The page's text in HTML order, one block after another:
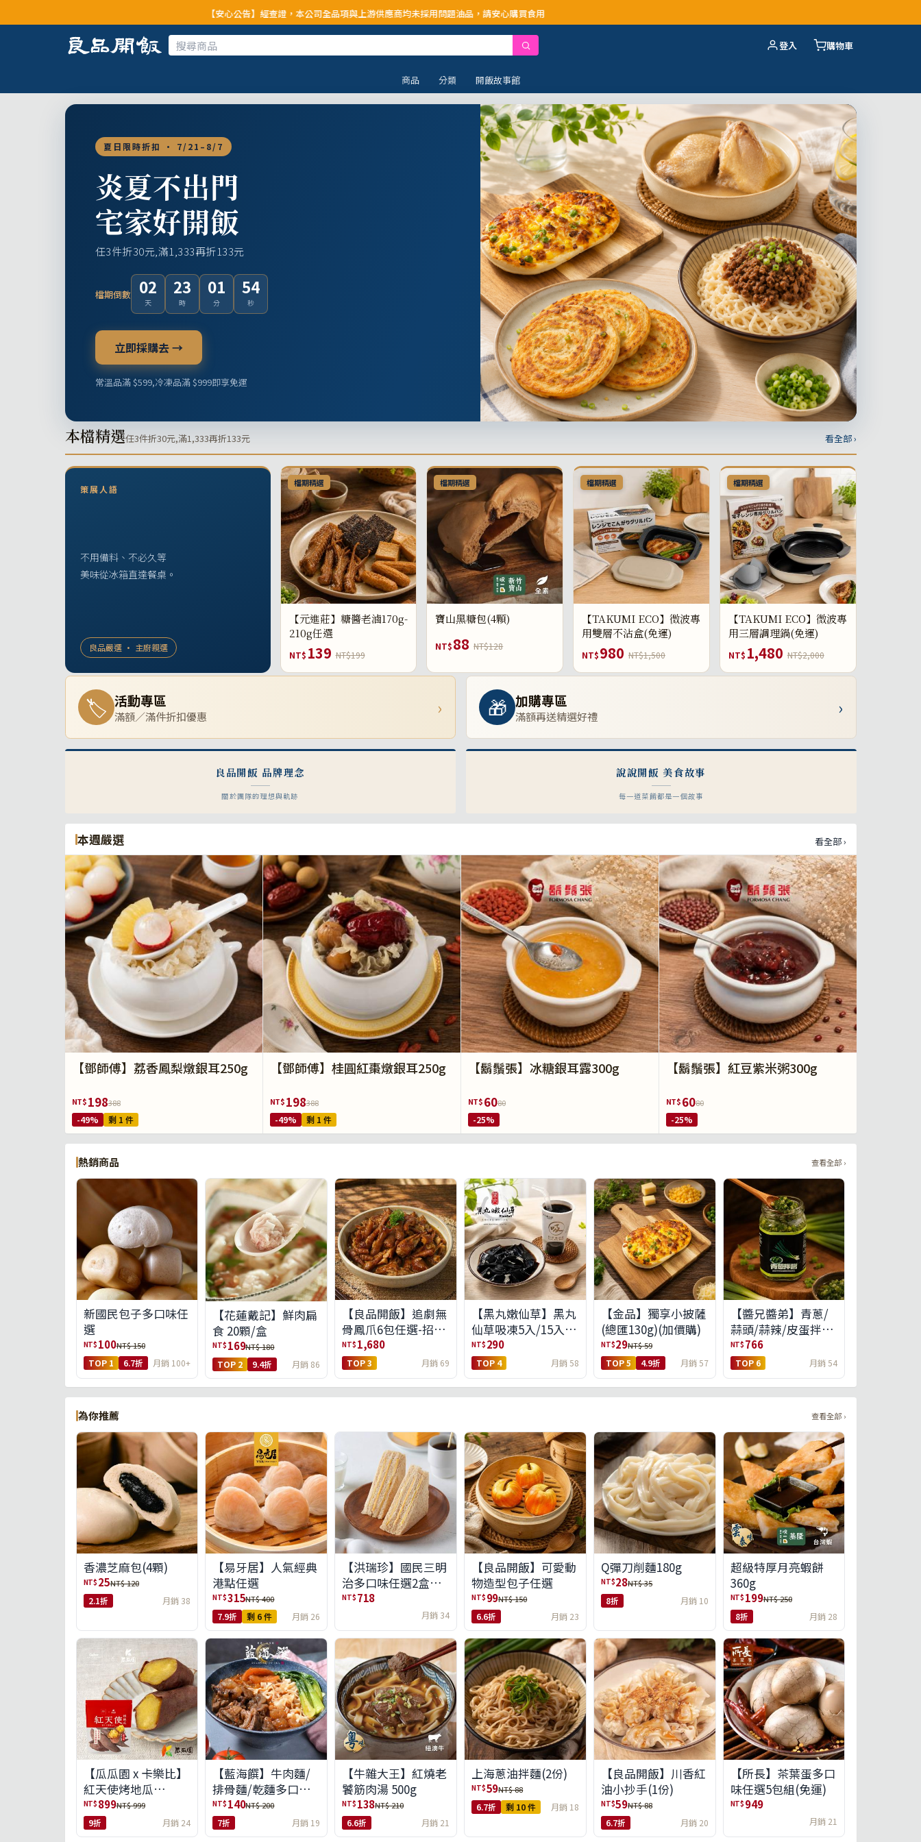
【安心公告】經查證，本公司全品項與上游供應商均未採用問題油品，請安心購買食用
登入 購物車
商品 分類 開飯故事館
夏日限時折扣 · 7/21–8/7
炎夏不出門
宅家好開飯
任3件折30元,滿1,333再折133元
檔期倒數 02
天
23
時
01
分
52
秒
立即採購去 →
常溫品滿 $599,冷凍品滿 $999即享免運
本檔精選任3件折30元,滿1,333再折133元 看全部 ›
策展人語
不用備料、不必久等
美味從冰箱直達餐桌。
良品嚴選 · 主廚親選
檔期精選
【元進莊】糖醬老滷170g-
210g任選
NT$ 139 NT$199
檔期精選
寶山黑糖包(4顆)
NT$88 NT$128
檔期精選
【TAKUMI ECO】微波專
用雙層不沾盒(免運)
NT$980 NT$1,500
檔期精選
【TAKUMI ECO】微波專
用三層調理鍋(免運)
NT$ 1,480 NT$2,000
🏷 活動專區
滿額／滿件折扣優惠 › 🎁 加購專區
滿額再送精選好禮 ›
良品開飯 品牌理念
關於團隊的理想與軌跡
說說開飯 美食故事
每一道菜餚都是一個故事
本週嚴選 看全部 ›
【鄧師傅】荔香鳳梨燉銀耳250g
NT$198388
-49% 剩 1 件
【鄧師傅】桂圓紅棗燉銀耳250g
NT$198388
-49% 剩 1 件
【鬍鬚張】冰糖銀耳露300g
NT$6080
-25%
【鬍鬚張】紅豆紫米粥300g
NT$6080
-25%
熱銷商品 查看全部 ›
新國民包子多口味任
選
NT$ 100NT$ 150
TOP 1 6.7折 月銷 100+
【花蓮戴記】鮮肉扁
食 20顆/盒
NT$ 169NT$ 180
TOP 2 9.4折 月銷 86
【良品開飯】追劇無
骨鳳爪6包任選-招牌
原味/濃濃蒜香/過癮
麻辣(免運組)
NT$ 1,680
TOP 3 月銷 69
【黑丸嫩仙草】黑丸
仙草吸凍5入/15入
(免運)(預購中8/14出
貨)
NT$ 290
TOP 4 月銷 58
【金品】獨享小披薩
(總匯130g)(加價購)
NT$29NT$ 59
TOP 5 4.9折 月銷 57
【醬兄醬弟】青蔥/
蒜頭/蒜辣/皮蛋拌醬
4件任選(免運組)
NT$ 766
TOP 6 月銷 54
為你推薦 查看全部 ›
香濃芝麻包(4顆)
NT$ 25NT$ 120
2.1折 月銷 38
【易牙居】人氣經典
港點任選
NT$315NT$ 400
7.9折 剩 6 件 月銷 26
【洪瑞珍】國民三明
治多口味任選2盒組
(6入/盒)(免運)
NT$ 718
月銷 34
【良品開飯】可愛動
物造型包子任選
NT$ 99NT$ 150
6.6折 月銷 23
Q彈刀削麵180g
NT$28NT$ 35
8折 月銷 10
超級特厚月亮蝦餅
360g
NT$ 199NT$ 250
8折 月銷 28
【瓜瓜園 x 卡樂比】
紅天使烤地瓜
350g*10包(免運組)
NT$ 899NT$ 999
9折 月銷 24
【藍海饌】牛肉麵/
排骨麵/乾麵多口味
任選
NT$ 140NT$ 200
7折 月銷 19
【牛雜大王】紅燒老
饕筋肉湯 500g
NT$ 138NT$ 210
6.6折 月銷 21
上海蔥油拌麵(2份)
NT$59NT$ 88
6.7折 剩 10 件 月銷 18
【良品開飯】川香紅
油小抄手(1份)
NT$59NT$ 88
6.7折 月銷 20
【所長】茶葉蛋多口
味任選5包組(免運)
NT$ 949
月銷 21